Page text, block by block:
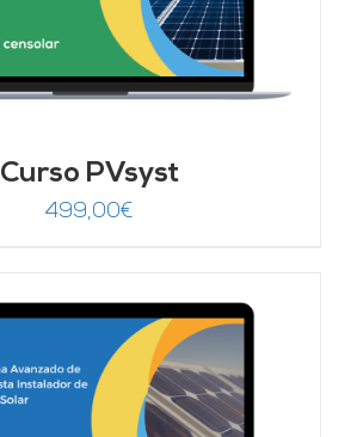
Curso PVsyst
499,00€